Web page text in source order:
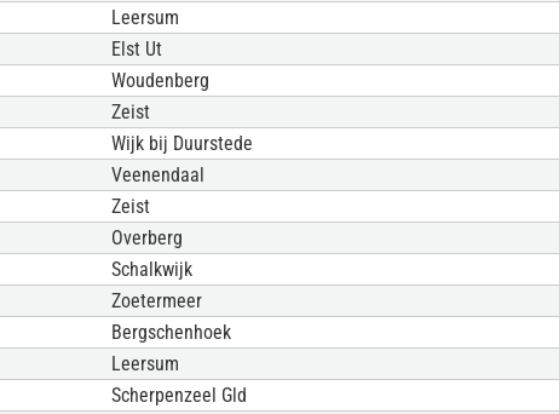
Leersum
Elst Ut
Woudenberg
Zeist
Wijk bij Duurstede
Veenendaal
Zeist
Overberg
Schalkwijk
Zoetermeer
Bergschenhoek
Leersum
Scherpenzeel Gld